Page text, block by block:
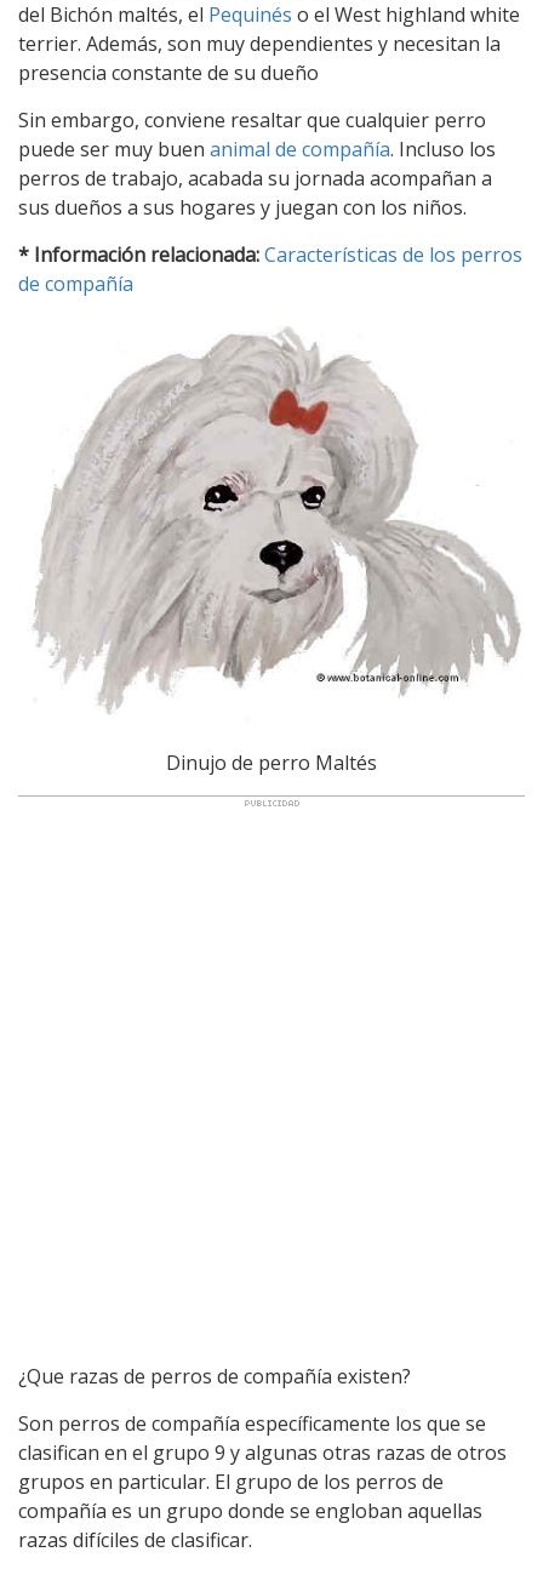
del Bichón maltés, el Pequinés o el West highland white
terrier. Además, son muy dependientes y necesitan la
presencia constante de su dueño
Sin embargo, conviene resaltar que cualquier perro
puede ser muy buen animal de compañía. Incluso los
perros de trabajo, acabada su jornada acompañan a
sus dueños a sus hogares y juegan con los niños.
* Información relacionada:Características de los perros
de compañía
Dinujo de perro Maltés
¿Que razas de perros de compañía existen?
Son perros de compañía específicamente los que se
clasifican en el grupo 9 y algunas otras razas de otros
grupos en particular. El grupo de los perros de
compañía es un grupo donde se engloban aquellas
razas difíciles de clasificar.